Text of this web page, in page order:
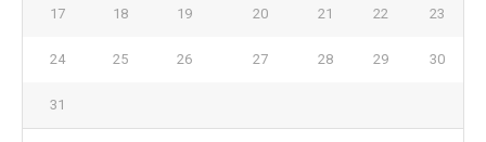
17 18 19 20 21 22 23
24 25 26 27 28 29 30
31